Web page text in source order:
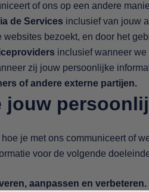
of ons op een andere
de Services inclusief van jouw
websites bezoekt, en door het
inclusief wanneer
zij jouw persoonlijke
of andere externe partijen.
jouw
je met ons communiceert of
voor de volgende
aanpassen en verbeteren.